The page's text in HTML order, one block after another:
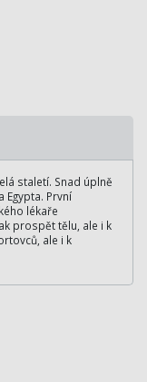
staletí. Snad úplně
Egypta. První
lékaře
prospět tělu, ale i k
ale i k